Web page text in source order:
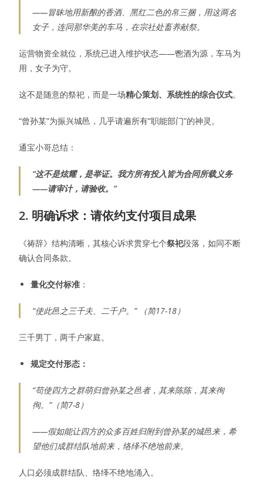
——冒昧地用新酿的香酒、黑红二色的帛三捆，用这两名
女子，连同那华美的车马，在宗社处畜养献祭。
运营物资全就位，系统已进入维护状态——鬯酒为源，车马为
用，女子为守。
这不是随意的祭祀，而是一场精心策划、系统性的综合仪式。
“曾孙某”为振兴城邑，几乎请遍所有“职能部门”的神灵。
通宝小哥总结：
“这不是炫耀，是举证。我方所有投入皆为合同所载义务
——请审计，请验收。”
2. 明确诉求：请依约支付项目成果
《祷辞》结构清晰，其核心诉求贯穿七个祭祀段落，如同不断
确认合同条款。
量化交付标准 ：
“使此邑之三千夫、二千户。” （简17-18）
三千男丁，两千户家庭。
规定交付形态：
“苟使四方之群萌归曾孙某之邑者，其来陈陈，其来徇
徇。”（简7-8）
——假如能让四方的众多百姓归附到曾孙某的城邑来，希
望他们成群结队地前来，络绎不绝地前来。
人口必须成群结队、络绎不绝地涌入。